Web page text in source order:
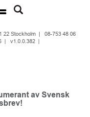
22 Stockholm | 08-753 48 06
| v1.0.0.382
av Svensk